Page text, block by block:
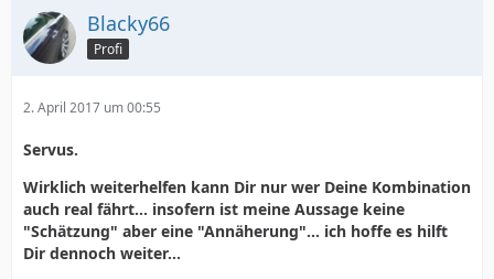
Blacky66
Profi
2. April 2017 um 00:55
Servus.
Wirklich weiterhelfen kann Dir nur wer Deine Kombination
auch real fährt... insofern ist meine Aussage keine
"Schätzung" aber eine "Annäherung"... ich hoffe es hilft
Dir dennoch weiter...